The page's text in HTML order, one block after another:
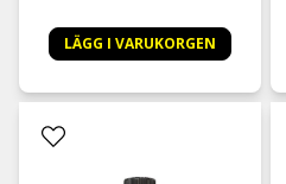
LÄGG I VARUKORGEN